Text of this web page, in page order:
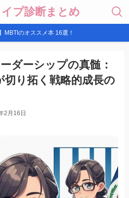
プ診断まとめ
MBTIのオススメ本 16選！
ダーシップの真髄：
切り拓く戦略的成長の
2月16日